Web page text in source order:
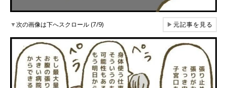
▼次の画像は下へスクロール (7/9) ▶元記事を見る